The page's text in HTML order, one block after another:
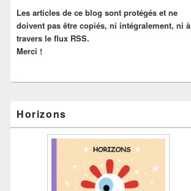
Les articles de ce blog sont protégés et ne
doivent pas être copiés, ni intégralement, ni à
travers le flux RSS.
Merci !
Horizons